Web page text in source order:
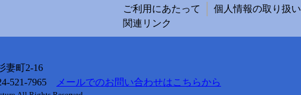
ご利用にあたって 個人情報の取り扱い
関連リンク
妻町2-16
521-7965
メールでのお問い合わせはこちらから